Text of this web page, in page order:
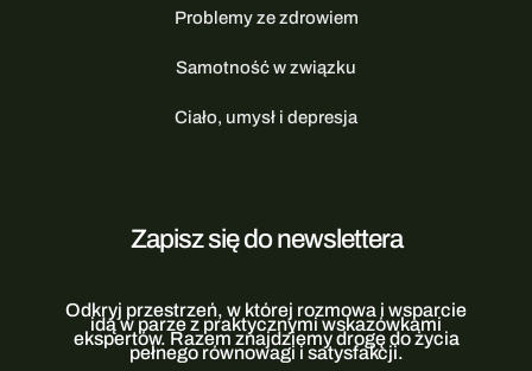
Problemy ze zdrowiem
Samotność w związku
Ciało, umysł i depresja
Zapisz się do newslettera
Odkryj przestrzeń, w której rozmowa i wsparcie
idą w parze z praktycznymi wskazówkami
ekspertów. Razem znajdziemy drogę do życia
pełnego równowagi i satysfakcji.